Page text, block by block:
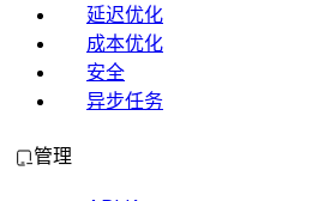
延迟优化
成本优化
安全
异步任务
管理